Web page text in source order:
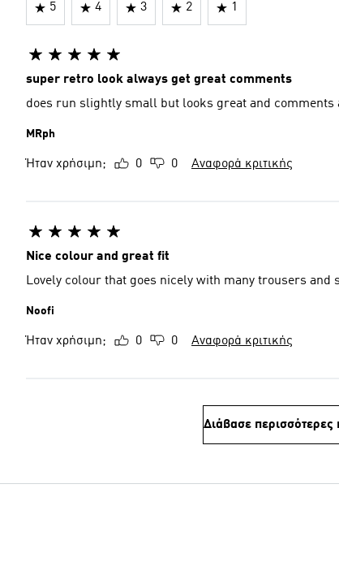
5 4 3 2 1
super retro look always get great comments
does run slightly small but looks great and comments
MRph
Ήταν χρήσιμη; 0 0 Αναφορά κριτικής
Nice colour and great fit
Lovely colour that goes nicely with many trousers and
Noofi
Ήταν χρήσιμη; 0 0 Αναφορά κριτικής
Διάβασε περισσότερες